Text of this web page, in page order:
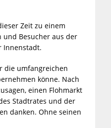
Zeit zu einem
und Besucher aus der
Innenstadt.
die umfangreichen
könne. Nach
einen Flohmarkt
Stadtrates und der
danken. Ohne seinen